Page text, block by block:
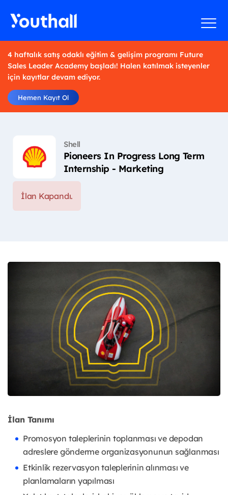
4 haftalık satış odaklı eğitim & gelişim programı Future
Sales Leader Academy başladı! Halen katılmak isteyenler
için kayıtlar devam ediyor.
Hemen Kayıt Ol
Shell
Pioneers In Progress Long Term
Internship - Marketing
İlan Kapandı.
İlan Tanımı
Promosyon taleplerinin toplanması ve depodan
adreslere gönderme organizasyonunun sağlanması
Etkinlik rezervasyon taleplerinin alınması ve
planlamaların yapılması